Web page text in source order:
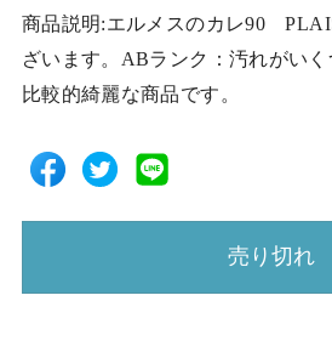
商品説明:エルメスのカレ90
ざいます。ABランク：汚れがいく
比較的綺麗な商品です。
売り切れ